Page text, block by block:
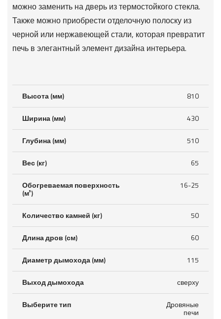
можно заменить на дверь из термостойкого стекла.
Также можно приобрести отделочную полоску из
черной или нержавеющей стали, которая превратит
печь в элегантный элемент дизайна интерьера.
Высота (мм) 810
Ширина (мм) 430
Глубина (мм) 510
Вес (кг) 65
Обогреваемая поверхность
(м³)
16-25
Количество камней (кг) 50
Длина дров (см) 60
Диаметр дымохода (мм) 115
Выход дымохода сверху
Выберите тип Дровяные
печи